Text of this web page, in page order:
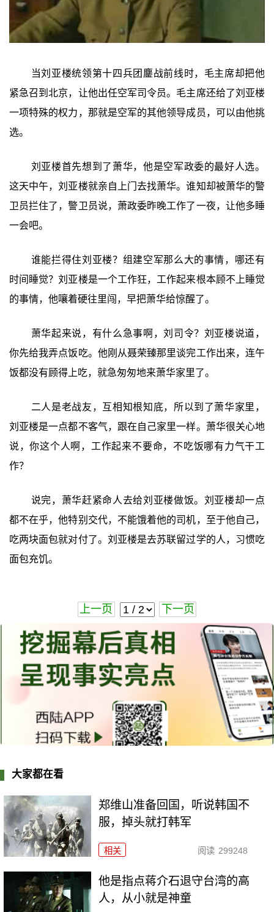
当刘亚楼统领第十四兵团鏖战前线时，毛主席却把他
紧急召到北京，让他出任空军司令员。毛主席还给了刘亚楼
一项特殊的权力，那就是空军的其他领导成员，可以由他挑
选。
刘亚楼首先想到了萧华，他是空军政委的最好人选。
这天中午，刘亚楼就亲自上门去找萧华。谁知却被萧华的警
卫员拦住了，警卫员说，萧政委昨晚工作了一夜，让他多睡
一会吧。
谁能拦得住刘亚楼？组建空军那么大的事情，哪还有
时间睡觉？刘亚楼是一个工作狂，工作起来根本顾不上睡觉
的事情，他嚷着硬往里闯，早把萧华给惊醒了。
萧华起来说，有什么急事啊，刘司令？刘亚楼说道，
你先给我弄点饭吃。他刚从聂荣臻那里谈完工作出来，连午
饭都没有顾得上吃，就急匆匆地来萧华家里了。
二人是老战友，互相知根知底，所以到了萧华家里，
刘亚楼是一点都不客气，跟在自己家里一样。萧华很关心地
说，你这个人啊，工作起来不要命，不吃饭哪有力气干工
作？
说完，萧华赶紧命人去给刘亚楼做饭。刘亚楼却一点
都不在乎，他特别交代，不能饿着他的司机，至于他自己，
吃两块面包就对付了。刘亚楼是去苏联留过学的人，习惯吃
面包充饥。
上一页 下一页
大家都在看
郑维山准备回国，听说韩国不
服，掉头就打韩军
相关 阅读 299248
他是指点蒋介石退守台湾的高
人，从小就是神童